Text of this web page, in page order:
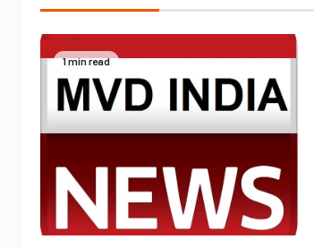
1 min read